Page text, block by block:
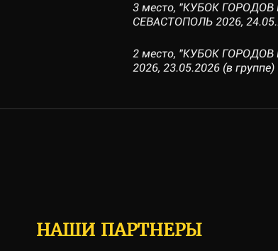
3 место, "КУБОК ГОРОДОВ
СЕВАСТОПОЛЬ 2026,
2 место, "КУБОК ГОРОДОВ
2026, 23.05.2026 (в группе)
НАШИ ПАРТНЕРЫ